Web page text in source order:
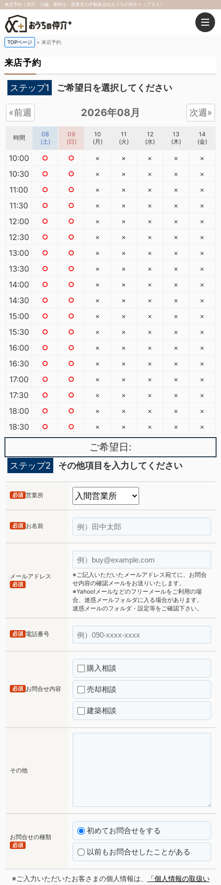
来店予約｜所沢・川越・東村山・西東京の不動産会社おうちの仲介＋（プラス）
TOPページ 来店予約
来店予約
ステップ1 ご希望日を選択してください
«前週 2026年08月 次週»
時間
10:00
10:30
11:00
11:30
12:00
12:30
13:00
13:30
14:00
14:30
15:00
15:30
16:00
16:30
17:00
17:30
18:00
18:30
08
(土)
○
○
○
○
○
○
○
○
○
○
○
○
○
○
○
○
○
○
09
(日)
○
○
○
○
○
○
○
○
○
○
○
○
○
○
○
○
○
○
10
(月)
×
×
×
×
×
×
×
×
×
×
×
×
×
×
×
×
×
×
11
(火)
×
×
×
×
×
×
×
×
×
×
×
×
×
×
×
×
×
×
12
(水)
×
×
×
×
×
×
×
×
×
×
×
×
×
×
×
×
×
×
13
(木)
×
×
×
×
×
×
×
×
×
×
×
×
×
×
×
×
×
×
14
(金)
×
×
×
×
×
×
×
×
×
×
×
×
×
×
×
×
×
×
ご希望日:
ステップ2 その他項目を入力してください
営業所
必須
お名前
必須
メールアドレス
必須
※ご記入いただいたメールアドレス宛てに、お問合
せ内容の確認メールをお送りいたします。
※Yahoo!メールなどのフリーメールをご利用の場
合、迷惑メールフォルダに入る場合があります。
迷惑メールのフォルダ・設定等をご確認下さい。
電話番号
必須
お問合せ内容
必須
購入相談
売却相談
建築相談
その他
お問合せの種類
必須
初めてお問合せをする
以前もお問合せしたことがある
※ご入力いただいたお客さまの個人情報は、
「個人情報の取扱い